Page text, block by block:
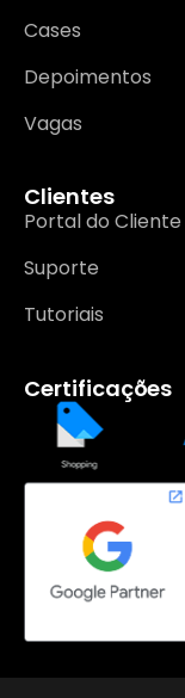
Cases
Depoimentos
Vagas
Clientes
Portal do Cliente
Suporte
Tutoriais
Certificações